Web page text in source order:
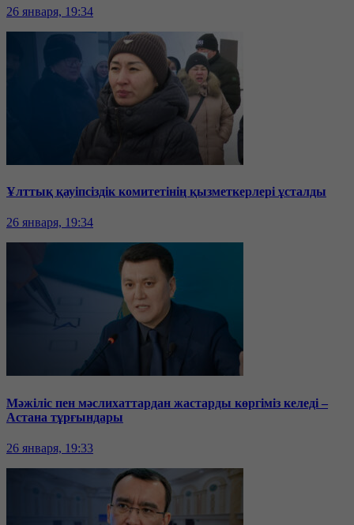
26 января, 19:34
Ұлттық қауіпсіздік комитетінің қызметкерлері ұсталды
26 января, 19:34
Мәжіліс пен мәслихаттардан жастарды көргіміз келеді –
Астана тұрғындары
26 января, 19:33